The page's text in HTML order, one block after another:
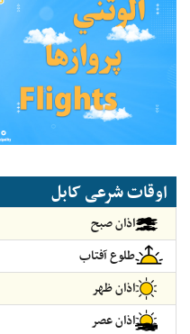
اوقات شرعی کابل
اذان صبح
طلوع آفتاب
اذان ظهر
اذان عصر